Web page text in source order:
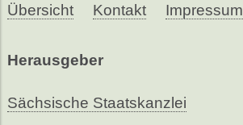
Übersicht Kontakt Impressum
Herausgeber
Sächsische Staatskanzlei